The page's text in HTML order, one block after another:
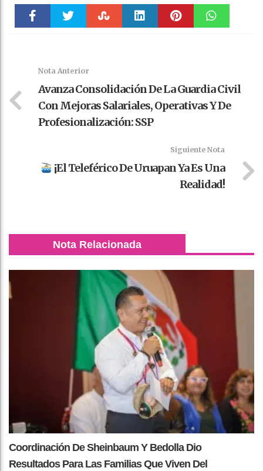
Nota Anterior
Avanza Consolidación De La Guardia Civil
Con Mejoras Salariales, Operativas Y De
Profesionalización: SSP
Siguiente Nota
¡El Teleférico De Uruapan Ya Es Una
Realidad!
Nota Relacionada
Coordinación De Sheinbaum Y Bedolla Dio
Resultados Para Las Familias Que Viven Del